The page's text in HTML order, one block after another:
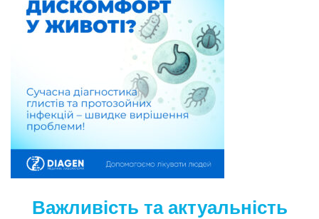
Важливість та актуальність